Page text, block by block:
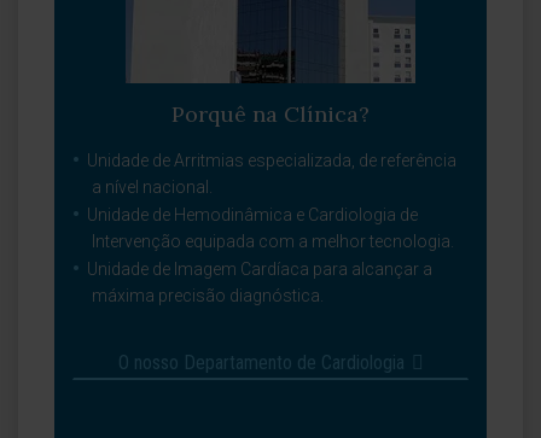
Porquê na Clínica?
Unidade de Arritmias especializada, de referência
a nível nacional.
Unidade de Hemodinâmica e Cardiologia de
Intervenção equipada com a melhor tecnologia.
Unidade de Imagem Cardíaca para alcançar a
máxima precisão diagnóstica.
O nosso Departamento de Cardiologia